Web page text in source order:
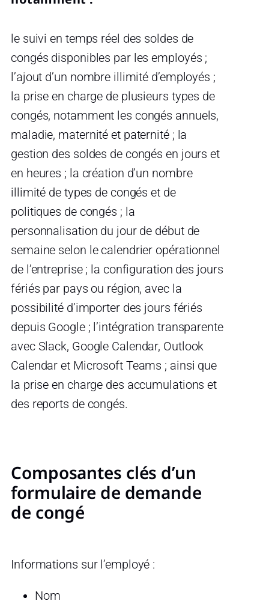
le suivi en temps réel des soldes de
congés disponibles par les employés ;
l’ajout d’un nombre illimité d’employés ;
la prise en charge de plusieurs types de
congés, notamment les congés annuels,
maladie, maternité et paternité ; la
gestion des soldes de congés en jours et
en heures ; la création d’un nombre
illimité de types de congés et de
politiques de congés ; la
personnalisation du jour de début de
semaine selon le calendrier opérationnel
de l’entreprise ; la configuration des jours
fériés par pays ou région, avec la
possibilité d’importer des jours fériés
depuis Google ; l’intégration transparente
avec Slack, Google Calendar, Outlook
Calendar et Microsoft Teams ; ainsi que
la prise en charge des accumulations et
des reports de congés.
Composantes clés d’un
formulaire de demande
de congé
Informations sur l’employé :
Nom